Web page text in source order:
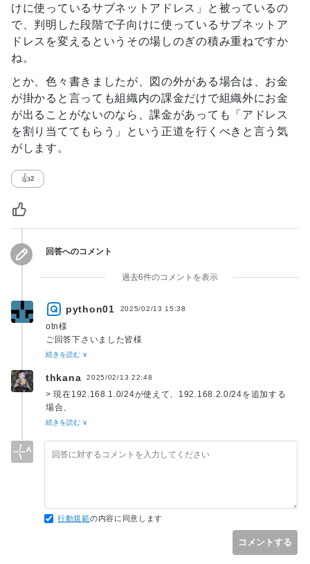
けに使っているサブネットアドレス」と被っているの
で、判明した段階で子向けに使っているサブネットア
ドレスを変えるというその場しのぎの積み重ねですか
ね。
とか、色々書きましたが、図の外がある場合は、お金
が掛かると言っても組織内の課金だけで組織外にお金
が出ることがないのなら、課金があっても「アドレス
を割り当ててもらう」という正道を行くべきと言う気
がします。
👍2
回答へのコメント
過去6件のコメントを表示
python01 2025/02/13 15:38
otn様
ご回答下さいました皆様
重複したIPアドレスではエラーが発生する懸念があるという事
が
理解できました。
ですね。
続きを読む ∨
thkana 2025/02/13 22:48
> 現在192.168.1.0/24が使えて、192.168.2.0/24を追加する
場合、
> 192.168.1.0/24も192.168.2.0/24も使用できるようにする
解」ですか？
続きを読む ∨
行動規範の内容に同意します
コメントする